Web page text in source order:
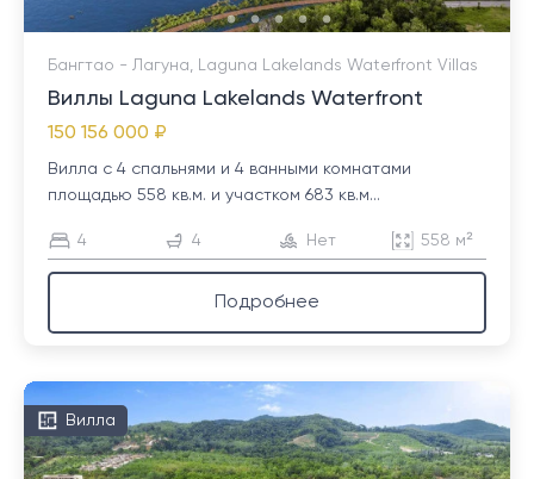
Бангтао - Лагуна, Laguna Lakelands Waterfront Villas
Виллы Laguna Lakelands Waterfront
150 156 000 ₽
Вилла с 4 спальнями и 4 ванными комнатами
площадью 558 кв.м. и участком 683 кв.м...
4 4 Нет 558 м²
Подробнее
Вилла